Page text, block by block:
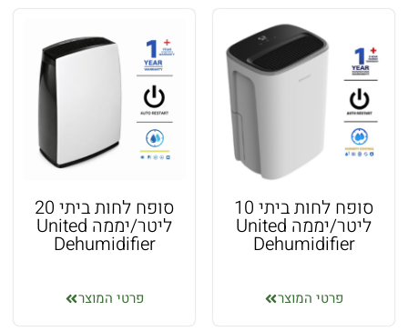
סופח לחות ביתי 10
ליטר/יממה United
Dehumidifier
פרטי המוצר
סופח לחות ביתי 20
ליטר/יממה United
Dehumidifier
פרטי המוצר